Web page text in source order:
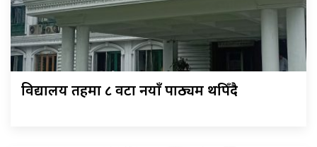
विद्यालय तहमा ८ वटा नयाँ पाठ्यक्रम थपिँदै